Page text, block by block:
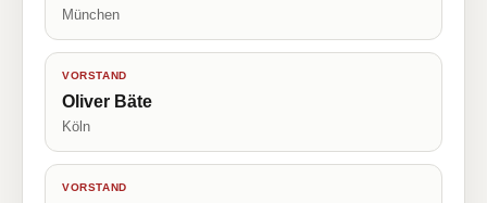
München
VORSTAND
Oliver Bäte
Köln
VORSTAND